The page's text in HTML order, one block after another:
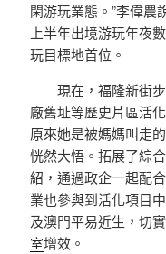
閑游玩業態。”李偉農
上半年出境游玩年夜
玩目標地首位。
現在，福隆新街
廠舊址等歷史片區活
原來她是被媽媽叫走
恍然大悟。拓展了綜
紹，通過政企一起配
業也參與到活化項目
及澳門平易近生，切
室增效。